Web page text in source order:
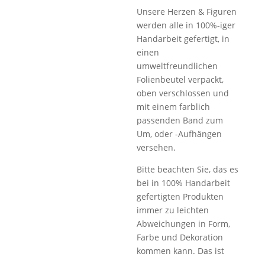
Unsere Herzen & Figuren
werden alle in 100%-iger
Handarbeit gefertigt, in
einen
umweltfreundlichen
Folienbeutel verpackt,
oben verschlossen und
mit einem farblich
passenden Band zum
Um, oder -Aufhängen
versehen.
Bitte beachten Sie, das es
bei in 100% Handarbeit
gefertigten Produkten
immer zu leichten
Abweichungen in Form,
Farbe und Dekoration
kommen kann. Das ist